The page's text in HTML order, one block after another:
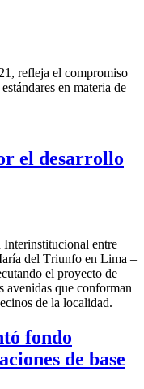
refleja el compromiso
en materia de
el desarrollo
Interinstitucional entre
del Triunfo en Lima –
el proyecto de
avenidas que conforman
de la localidad.
fondo
de base